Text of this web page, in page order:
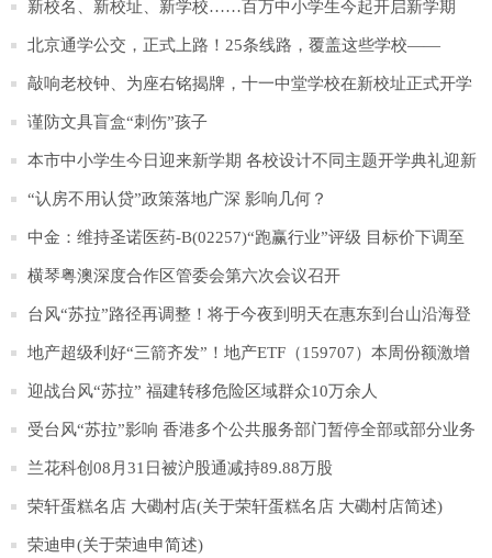
重！
新校名、新校址、新学校……百万中小学生今起开启新学期
北京通学公交，正式上路！25条线路，覆盖这些学校——
敲响老校钟、为座右铭揭牌，十一中堂学校在新校址正式开学
谨防文具盲盒“刺伤”孩子
本市中小学生今日迎来新学期 各校设计不同主题开学典礼迎新
“认房不用认贷”政策落地广深 影响几何？
中金：维持圣诺医药-B(02257)“跑赢行业”评级 目标价下调至
72.1港元
横琴粤澳深度合作区管委会第六次会议召开
台风“苏拉”路径再调整！将于今夜到明天在惠东到台山沿海登
陆
地产超级利好“三箭齐发”！地产ETF（159707）本周份额激增
20%！潜伏资金超7000万元
迎战台风“苏拉” 福建转移危险区域群众10万余人
受台风“苏拉”影响 香港多个公共服务部门暂停全部或部分业务
兰花科创08月31日被沪股通减持89.88万股
荣轩蛋糕名店 大磡村店(关于荣轩蛋糕名店 大磡村店简述)
荣迪申(关于荣迪申简述)